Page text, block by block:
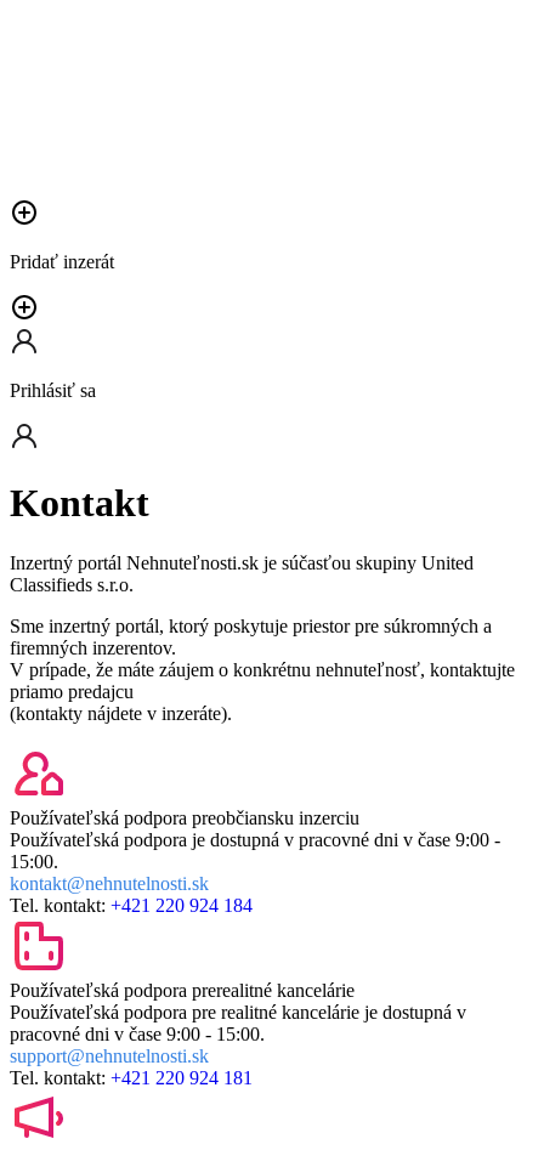
Pridať inzerát
Prihlásiť sa
Kontakt
Inzertný portál Nehnuteľnosti.sk je súčasťou skupiny United
Classifieds s.r.o.
Sme inzertný portál, ktorý poskytuje priestor pre súkromných a
firemných inzerentov.
V prípade, že máte záujem o konkrétnu nehnuteľnosť, kontaktujte
priamo predajcu
(kontakty nájdete v inzeráte).
Používateľská podpora preobčiansku inzerciu
Používateľská podpora je dostupná v pracovné dni v čase 9:00 -
15:00.
kontakt@nehnutelnosti.sk
Tel. kontakt: +421 220 924 184
Používateľská podpora prerealitné kancelárie
Používateľská podpora pre realitné kancelárie je dostupná v
pracovné dni v čase 9:00 - 15:00.
support@nehnutelnosti.sk
Tel. kontakt: +421 220 924 181